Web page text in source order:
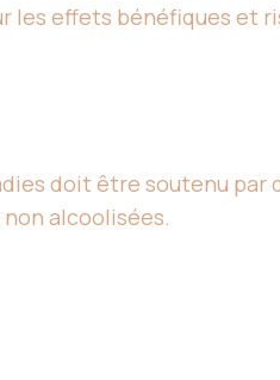
effets bénéfiques et
doit être soutenu par
alcoolisées.